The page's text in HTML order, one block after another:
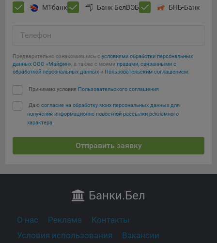
МТбанк Банк БелВЭБ БНБ-Банк
Телефон
Предварительно ознакомившись с условиями обработки персональных
данных ООО «Майфин», а также с моими правами, связанными с
обработкой персональных данных и Пользовательским соглашением:
Принимаю условия Пользовательского соглашения
Даю согласие на обработку моих персональных данных для
получения информационно-новостной рассылки рекламного
характера
Отправить заявку
Банки.Бел
О нас Реклама
Контакты
Условия использования
Вакансии